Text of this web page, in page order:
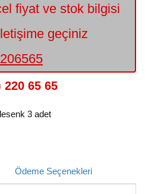
fiyat ve stok bilgisi
geçiniz
220 65 65
3 adet
Ödeme Seçenekleri